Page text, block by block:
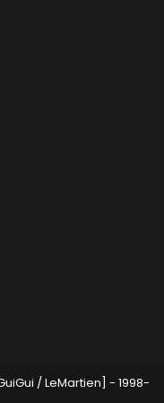
/ LeMartien] - 1998-